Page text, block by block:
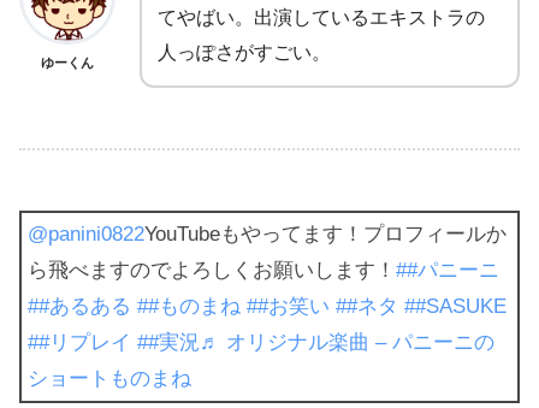
ゆーくん
てやばい。出演しているエキストラの
人っぽさがすごい。
@panini0822YouTubeもやってます！プロフィールか
ら飛べますのでよろしくお願いします！ ##パニーニ
##あるある ##ものまね ##お笑い ##ネタ ##SASUKE
##リプレイ ##実況♬ オリジナル楽曲 – パニーニの
ショートものまね